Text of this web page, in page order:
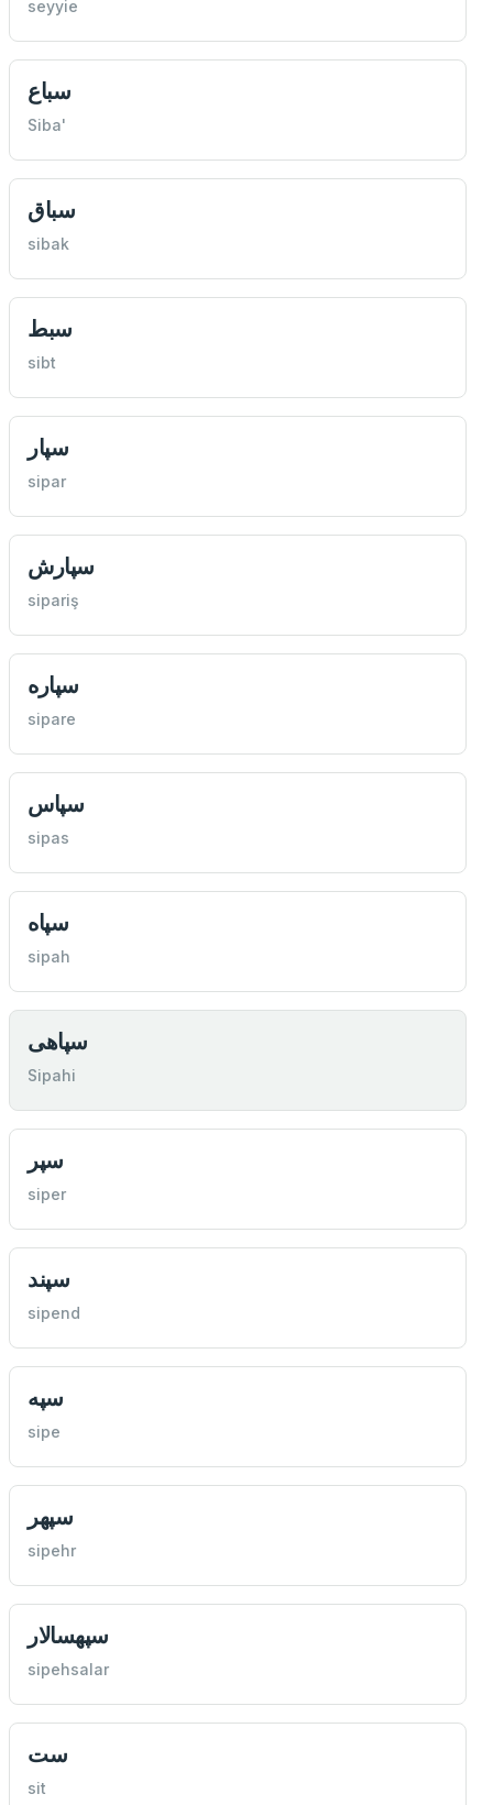
seyyie
سباع
Siba'
سباق
sibak
سبط
sibt
سپار
sipar
سپارش
sipariş
سپاره
sipare
سپاس
sipas
سپاه
sipah
سپاهی
Sipahi
سپر
siper
سپند
sipend
سپه
sipe
سپهر
sipehr
سپهسالار
sipehsalar
ست
sit